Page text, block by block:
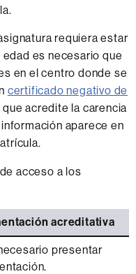
requiera estar
es necesario que
en el centro donde se
certificado negativo de
que acredite la carencia
aparece en
acceso a los
acreditativa
presentar